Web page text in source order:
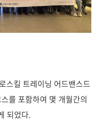
스킬 트레이닝 어드밴스드
를 포함하여 몇 개월간의
되었다.